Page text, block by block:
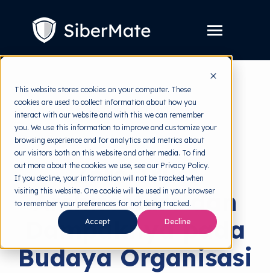
This website stores cookies on your computer. These
cookies are used to collect information about how you
interact with our website and with this we can remember
you. We use this information to improve and customize your
browsing experience and for analytics and metrics about
our visitors both on this website and other media. To find
out more about the cookies we use, see our Privacy Policy.
If you decline, your information will not be tracked when
visiting this website. One cookie will be used in your browser
to remember your preferences for not being tracked.
Accept Decline
Toggle
Layanan
children
for
Layanan
Harga
Resources Toggle
children
for
Resources
Tools Gratis Toggle
children
for
Tools
Tentang
Coba Gratis
back to HRMI
Cybersecurity
Zero Trust
Architecture dan
Dampaknya pada
Budaya Organisasi